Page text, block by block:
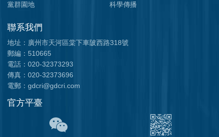
黨群園地 科學傳播
聯系我們
地址：廣州市天河區棠下車陂西路318號
郵編：510665
電話：020-32373293
傳真：020-32373696
電郵：gdcri@gdcri.com
官方平臺